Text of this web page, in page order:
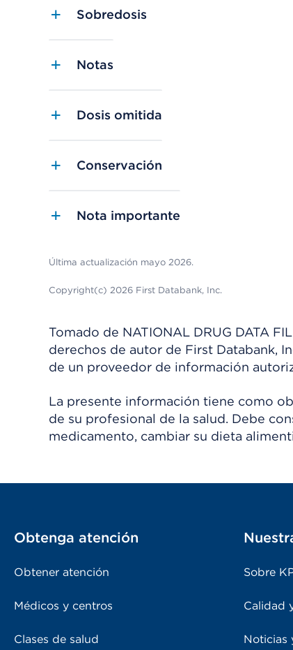
Sobredosis
Notas
Dosis omitida
Conservación
Nota importante
Última actualización mayo 2026.
Copyright(c) 2026 First Databank, Inc.
Tomado de NATIONAL DRUG DATA
derechos de autor de First Databank,
de un proveedor de información
La presente información tiene como
de su profesional de la salud. Debe
medicamento, cambiar su dieta
Obtenga atención
Obtener atención
Médicos y centros
Clases de salud
Sobre
Calidad
Noticias